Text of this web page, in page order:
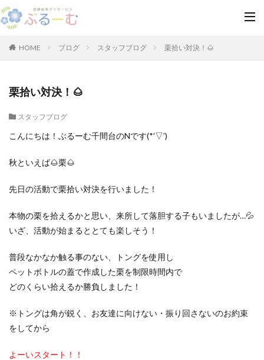
HOME ブログ スタッフブログ 栗拾い対決！🌰
栗拾い対決！🌰
スタッフブログ
こんにちは！ぶるーむ千間台のNです(*’▽’)
秋といえば🌰栗🌰
先日の活動で栗拾い対決を行いました！
本物の栗を拾えるかと思い、来所して落胆する子もいましたが…💦
いざ、活動が始まるととても楽しそう！
普段なかなか触る事のない、トングを使用し
ペットボトルの蓋で作成した栗を制限時間内で
どのくらい拾えるか勝負しました！
※トングは角が鋭く、お友達に向けない・振り回さないのお約束
をしてから
よーいスタート！！